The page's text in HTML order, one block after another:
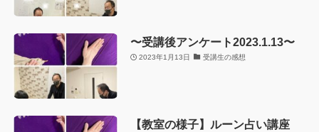
〜受講後アンケート2023.1.13〜
2023年1月13日 受講生の感想
【教室の様子】ルーン占い講座